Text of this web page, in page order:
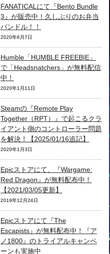
FANATICALにて『Bento Bundle
3』が販売中！久しぶりのお弁当
バンドル！！
2020年6月7日
Humble「HUMBLE FREEBIE」
で「Headsnatchers」が無料配信
中！
2020年1月11日
Steamの『Remote Play
Together（RPT）』で起こるクラ
イアント側のコントローラー問題
を解決！【2025/01/16追記】
2020年1月3日
Epicストアにて、『Wargame:
Red Dragon』が無料配布中！
【2021/03/05更新】
2019年12月24日
Epicストアにて『The
Escapists』が無料配布中！『ア
ノ1800』のトライアルキャンペ
ーンも実施中